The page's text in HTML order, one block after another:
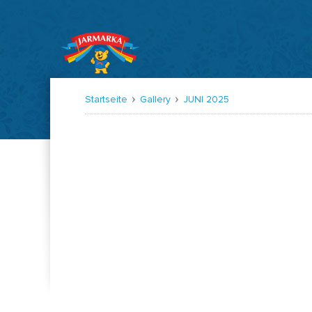
Startseite Gallery JUNI 2025